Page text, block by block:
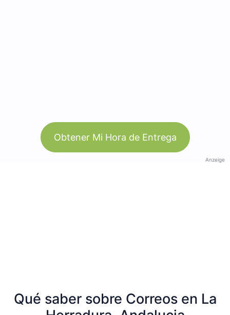
Obtener Mi Hora de Entrega
Anzeige
Qué saber sobre Correos en La